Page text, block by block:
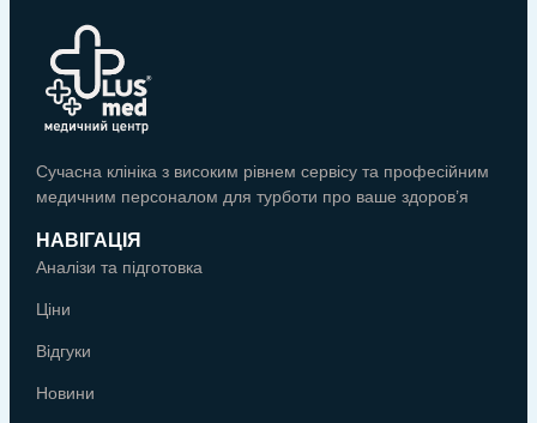
Сучасна клініка з високим рівнем сервісу та професійним
медичним персоналом для турботи про ваше здоров’я
НАВІГАЦІЯ
Аналізи та підготовка
Ціни
Відгуки
Новини